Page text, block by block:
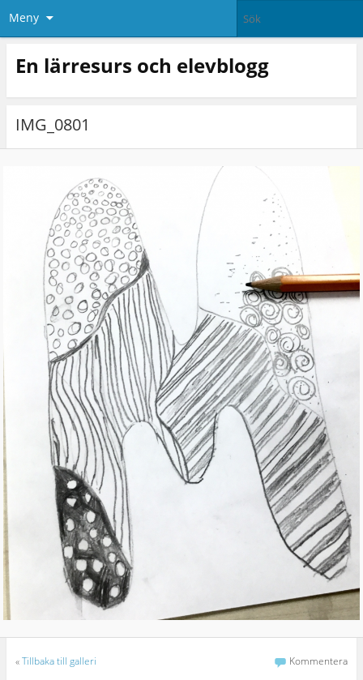
Meny
En lärresurs och elevblogg
IMG_0801
«Tillbaka till galleri Kommentera